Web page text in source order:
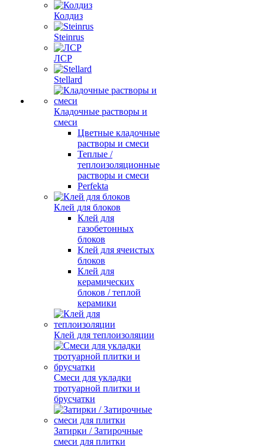
Колдиз
Steinrus
ЛСР
Stellard
Кладочные растворы и
смеси
Цветные кладочные
растворы и смеси
Теплые /
теплоизоляционные
растворы и смеси
Perfekta
Клей для блоков
Клей для
газобетонных
блоков
Клей для ячеистых
блоков
Клей для
керамических
блоков / теплой
керамики
Клей для теплоизоляции
Смеси для укладки
тротуарной плитки и
брусчатки
Затирки / Затирочные
смеси для плитки